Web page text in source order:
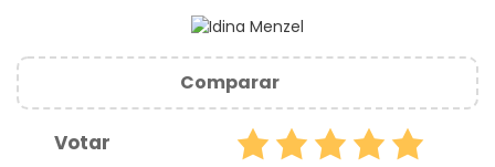
Comparar
Votar